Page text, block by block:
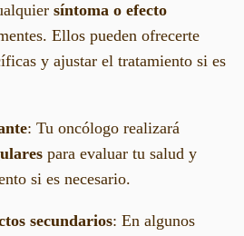
síntoma o efecto
Ellos pueden ofrecerte
y ajustar el tratamiento si es
: Tu oncólogo realizará
para evaluar tu salud y
si es necesario.
secundarios: En algunos